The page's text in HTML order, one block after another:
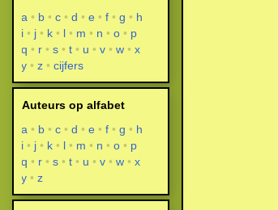
a
b c d e f g
h
i
j k l m n o
p
q
r s t u v w
x
y
z cijfers
Auteurs op alfabet
a
b c d e f g
h
i
j k l m n o
p
q
r s t u v w
x
y
z